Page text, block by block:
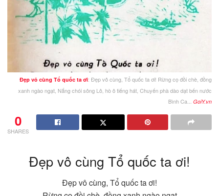
Đẹp vô cùng Tổ quốc ta ơi: Đẹp vô cùng, Tổ quốc ta ơi! Rừng cọ đồi chè, đồng
xanh ngào ngạt, Nắng chói sông Lô, hò ô tiếng hát, Chuyến phà dào dạt bến nước
Bình Ca... GoiY.vn
0
SHARES
Đẹp vô cùng Tổ quốc ta ơi!
Đẹp vô cùng, Tổ quốc ta ơi!